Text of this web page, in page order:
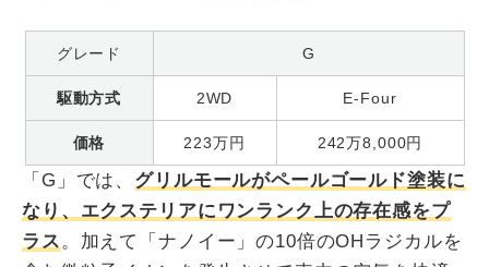
グレード G
駆動方式 2WD E-Four
価格 223万円 242万8,000円
「G」では、 グリルモールがペールゴールド塗装に
なり、エクステリアにワンランク上の存在感をプ
ラス 。加えて「ナノイー」の10倍のOHラジカルを